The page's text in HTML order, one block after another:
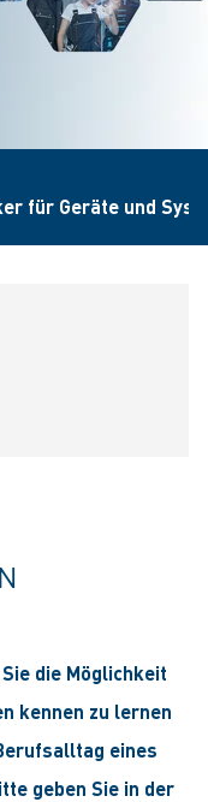
für Geräte und
die Möglichkeit
kennen zu lernen
eines
geben Sie in der